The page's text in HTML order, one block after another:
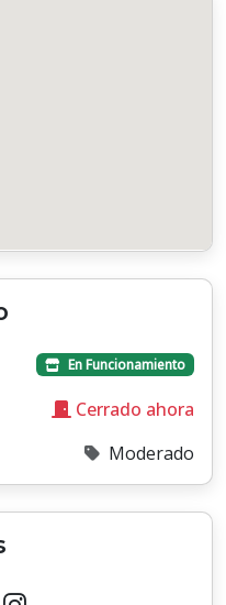
En Funcionamiento
Cerrado ahora
Moderado